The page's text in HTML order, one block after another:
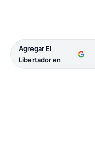
Agregar El
Libertador en